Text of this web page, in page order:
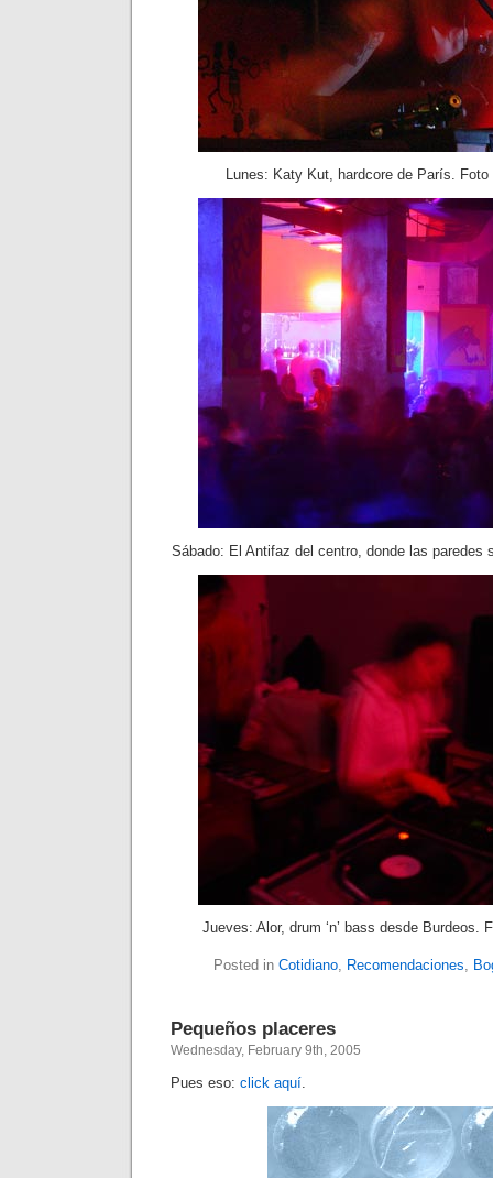
Lunes: Katy Kut, hardcore de París.
Sábado: El Antifaz del centro, donde las paredes
Jueves: Alor, drum ‘n’ bass desde Burdeos.
Posted in Cotidiano, Recomendaciones,
Pequeños placeres
Wednesday, February 9th, 2005
Pues eso: click aquí.